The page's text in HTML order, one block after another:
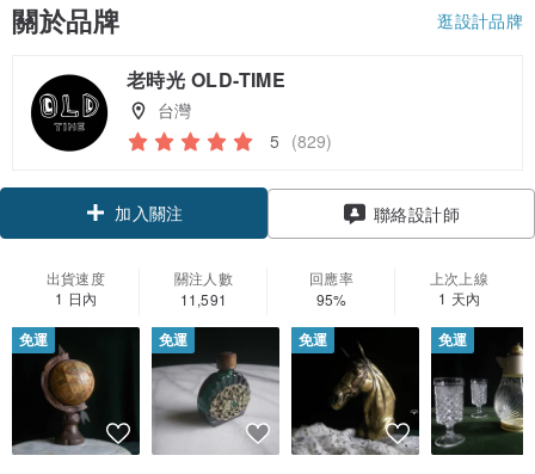
關於品牌 逛設計品牌
老時光 OLD-TIME
台灣
5 (829)
加入關注 聯絡設計師
出貨速度
1 日內
關注人數
11,591
回應率
95%
上次上線
1 天內
免運 免運 免運 免運